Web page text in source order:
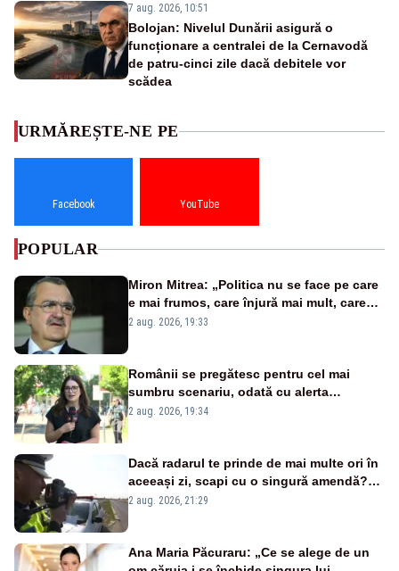
7 aug. 2026, 10:51
Bolojan: Nivelul Dunării asigură o
funcționare a centralei de la Cernavodă
de patru-cinci zile dacă debitele vor
scădea
URMĂREȘTE-NE PE
Facebook YouTube
POPULAR
Miron Mitrea: „Politica nu se face pe care
e mai frumos, care înjură mai mult, care
țipă mai tare, ci pe proiecte”
2 aug. 2026, 19:33
Românii se pregătesc pentru cel mai
sumbru scenariu, odată cu alerta
energetică
2 aug. 2026, 19:34
Dacă radarul te prinde de mai multe ori în
aceeași zi, scapi cu o singură amendă?
Ce spune legea
2 aug. 2026, 21:29
Ana Maria Păcuraru: „Ce se alege de un